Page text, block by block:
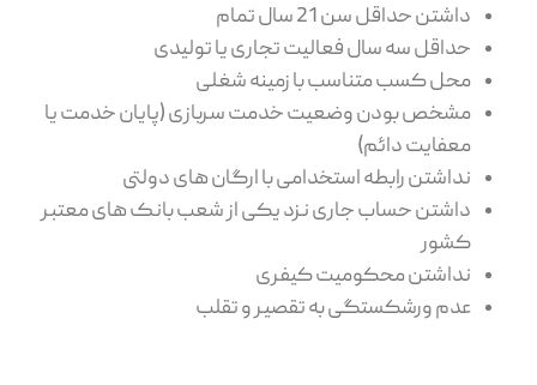
داشتن حداقل سن 21 سال تمام
حداقل سه سال فعالیت تجاری یا تولیدی
محل کسب متناسب با زمینه شغلی
مشخص بودن وضعیت خدمت سربازی (پایان خدمت یا
معفایت دائم)
نداشتن رابطه استخدامی با ارگان های دولتی
داشتن حساب جاری نزد یکی از شعب بانک های معتبر
کشور
نداشتن محکومیت کیفری
عدم ورشکستگی به تقصیر و تقلب